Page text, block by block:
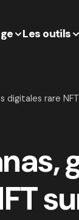
Les outils
rare NFT